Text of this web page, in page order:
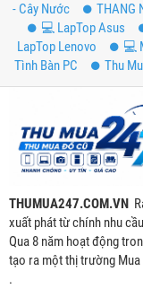
- Cây Nước
THANG
💻 LapTop Asus
LapTop Lenovo
💻
Tình Bàn PC
Thu
THUMUA247.COM.VN
xuất phát từ chính nhu
Qua 8 năm hoạt động
tạo ra một thị trường Mua
.